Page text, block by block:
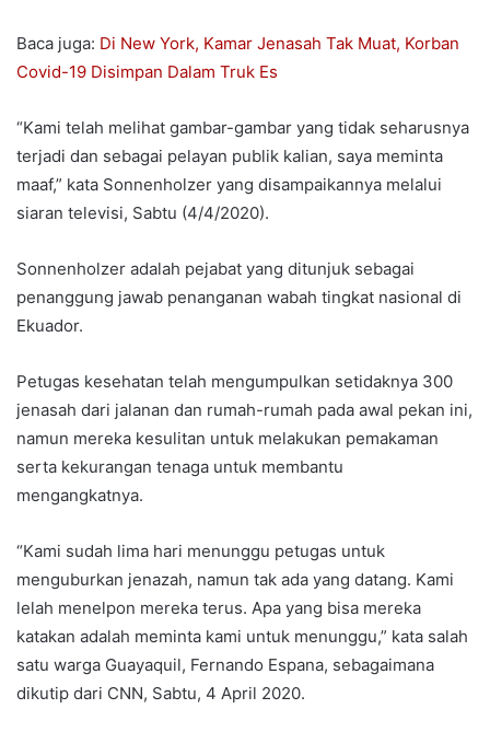
Baca juga: Di New York, Kamar Jenasah Tak Muat, Korban
Covid-19 Disimpan Dalam Truk Es
“Kami telah melihat gambar-gambar yang tidak seharusnya
terjadi dan sebagai pelayan publik kalian, saya meminta
maaf,” kata Sonnenholzer yang disampaikannya melalui
siaran televisi, Sabtu (4/4/2020).
Sonnenholzer adalah pejabat yang ditunjuk sebagai
penanggung jawab penanganan wabah tingkat nasional di
Ekuador.
Petugas kesehatan telah mengumpulkan setidaknya 300
jenasah dari jalanan dan rumah-rumah pada awal pekan ini,
namun mereka kesulitan untuk melakukan pemakaman
serta kekurangan tenaga untuk membantu
mengangkatnya.
“Kami sudah lima hari menunggu petugas untuk
menguburkan jenazah, namun tak ada yang datang. Kami
lelah menelpon mereka terus. Apa yang bisa mereka
katakan adalah meminta kami untuk menunggu,” kata salah
satu warga Guayaquil, Fernando Espana, sebagaimana
dikutip dari CNN, Sabtu, 4 April 2020.